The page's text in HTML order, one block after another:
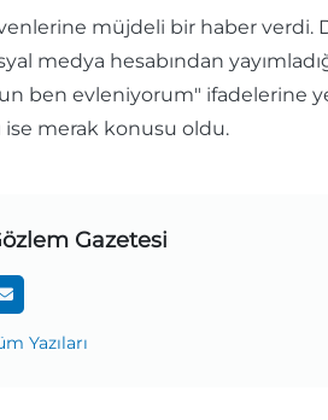
müjdeli bir haber verdi.
medya hesabından
ben evleniyorum" ifadelerine
ise merak konusu oldu.
Gazetesi
Yazıları